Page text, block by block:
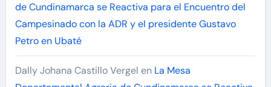
de Cundinamarca se Reactiva para el Encuentro del
Campesinado con la ADR y el presidente Gustavo
Petro en Ubaté
Dally Johana Castillo Vergel en La Mesa